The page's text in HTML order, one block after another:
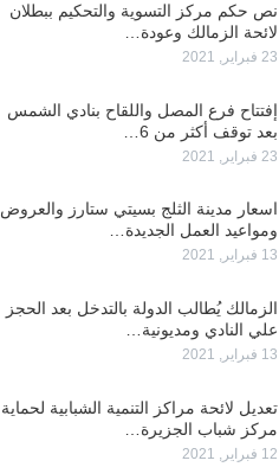
نص حكم مركز التسوية والتحكيم ببطلان
لائحة الزمالك وعودة…
23 فبراير, 2021
إفتتاح فرع المصل واللقاح بنادي الشمس
بعد توقف أكثر من 6…
23 فبراير, 2021
اسعار مدينة الثلج بسيتي ستارز والعروض
ومواعيد العمل الجديدة…
13 فبراير, 2021
الزمالك يُطالب الدولة بالتدخل بعد الحجز
علي النادي ومديونية…
13 فبراير, 2021
تعديل لائحة مراكز التنمية الشبابية لحماية
مركز شباب الجزيرة…
12 فبراير, 2021